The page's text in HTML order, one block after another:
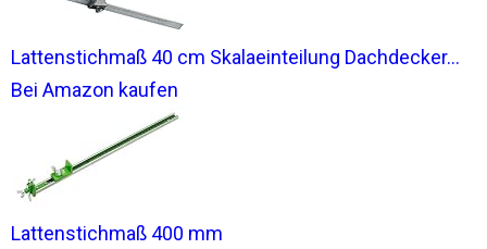
Lattenstichmaß 40 cm Skalaeinteilung Dachdecker...
Bei Amazon kaufen
Lattenstichmaß 400 mm